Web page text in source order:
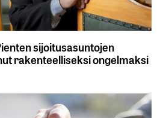
sijoitusasuntojen
rakenteelliseksi ongelmaksi